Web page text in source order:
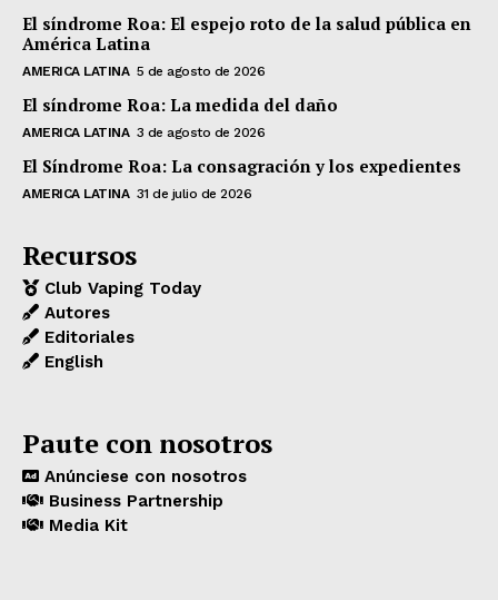
El síndrome Roa: El espejo roto de la salud pública en
América Latina
AMERICA LATINA 5 de agosto de 2026
El síndrome Roa: La medida del daño
AMERICA LATINA 3 de agosto de 2026
El Síndrome Roa: La consagración y los expedientes
AMERICA LATINA 31 de julio de 2026
Recursos
Club Vaping Today
Autores
Editoriales
English
Paute con nosotros
Anúnciese con nosotros
Business Partnership
Media Kit